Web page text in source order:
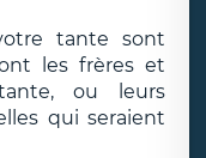
tante sont
les frères et
ou leurs
qui seraient